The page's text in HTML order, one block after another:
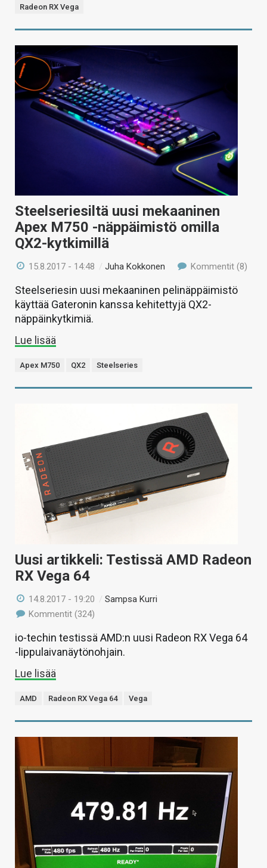
Radeon RX Vega
Steelseriesiltä uusi mekaaninen
Apex M750 -näppäimistö omilla
QX2-kytkimillä
15.8.2017 - 14:48 /Juha Kokkonen Kommentit (8)
Steelseriesin uusi mekaaninen pelinäppäimistö
käyttää Gateronin kanssa kehitettyjä QX2-
näppäinkytkimiä.
Lue lisää
Apex M750 QX2 Steelseries
Uusi artikkeli: Testissä AMD Radeon
RX Vega 64
14.8.2017 - 19:20 /Sampsa Kurri
Kommentit (324)
io-techin testissä AMD:n uusi Radeon RX Vega 64
-lippulaivanäytönohjain.
Lue lisää
AMD Radeon RX Vega 64 Vega